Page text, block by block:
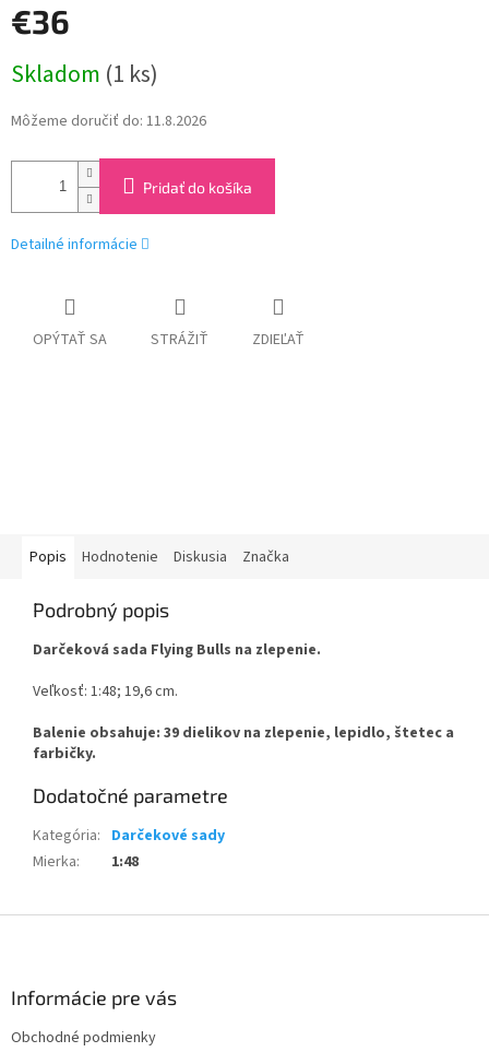
€36
cena:
Skladom (1 ks)
Môžeme doručiť do: 11.8.2026
Pridať do košíka
Detailné informácie
OPÝTAŤ SA STRÁŽIŤ ZDIEĽAŤ
Popis Hodnotenie Diskusia Značka
Podrobný popis
Darčeková sada Flying Bulls na zlepenie.
Veľkosť: 1:48; 19,6 cm.
Balenie obsahuje: 39 dielikov na zlepenie, lepidlo, štetec a
farbičky.
Dodatočné parametre
Kategória: Darčekové sady
Mierka: 1:48
Informácie pre vás
Obchodné podmienky